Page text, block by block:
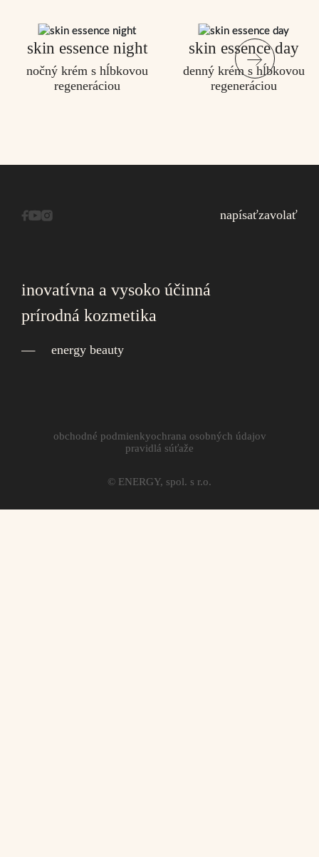
skin essence night
nočný krém s hĺbkovou
regeneráciou
skin essence day
denný krém s hĺbkovou
regeneráciou
napísaťzavolať
inovatívna a vysoko účinná
prírodná kozmetika
energy beauty
© ENERGY, spol. s r.o.
obchodné podmienkyochrana osobných údajov
pravidlá súťaže